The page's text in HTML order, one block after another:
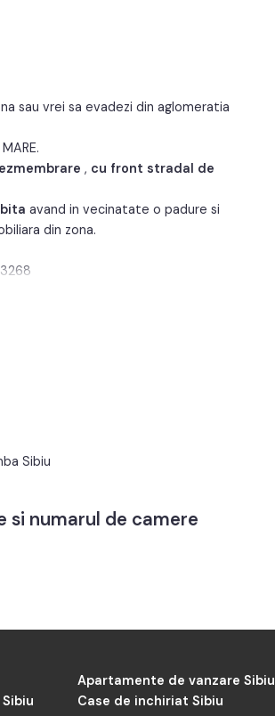
sau vrei sa evadezi din aglomeratia
, cu front stradal de
avand in vecinatate o padure si
din zona.
Sibiu
si numarul de camere
Apartamente de vanzare Sibiu
Case de inchiriat Sibiu